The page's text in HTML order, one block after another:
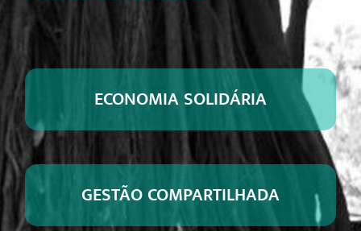
ECONOMIA SOLIDÁRIA
GESTÃO COMPARTILHADA